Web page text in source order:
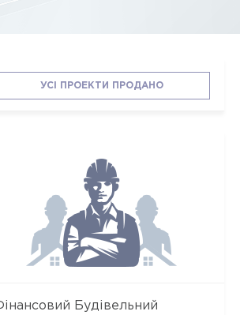
УСІ ПРОЕКТИ ПРОДАНО
Будівельний